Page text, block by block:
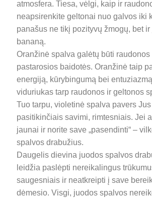
atmosfera. Tiesa, vėlgi, kaip ir
neapsirenkite geltonai nuo galvos iki
panašus ne tikį pozityvų žmogų, bet
bananą.
Oranžinė spalva galėtų būti
pastarosios baidotės. Oranžinė taip
energiją, kūrybingumą bei
viduriukas tarp raudonos ir geltonos
Tuo tarpu, violetinė spalva pavers
pasitikinčiais savimi, rimtesniais. Jei
jaunai ir norite save „pasendinti“ –
spalvos drabužius.
Daugelis dievina juodos spalvos
leidžia paslėpti nereikalingus
saugesniais ir neatkreipti į save
dėmesio. Visgi, juodos spalvos